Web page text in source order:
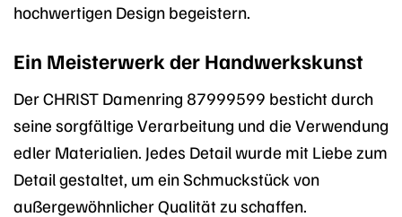
hochwertigen Design begeistern.
Ein Meisterwerk der Handwerkskunst
Der CHRIST Damenring 87999599 besticht durch
seine sorgfältige Verarbeitung und die Verwendung
edler Materialien. Jedes Detail wurde mit Liebe zum
Detail gestaltet, um ein Schmuckstück von
außergewöhnlicher Qualität zu schaffen.